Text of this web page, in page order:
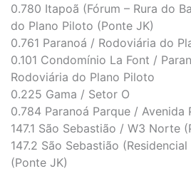
0.780 Itapoã (Fórum – Rura do
do Plano Piloto (Ponte JK)
0.761 Paranoá / Rodoviária do
0.101 Condomínio La Font /
Rodoviária do Plano Piloto
0.225 Gama / Setor O
0.784 Paranoá Parque / Avenida
147.1 São Sebastião / W3 Norte
147.2 São Sebastião
(Ponte JK)